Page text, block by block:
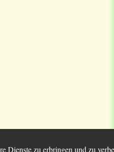
Dienste zu erbringen und zu